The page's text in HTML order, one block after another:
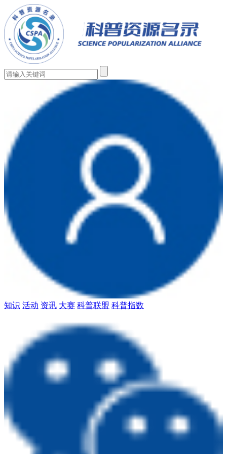
知识 活动 资讯 大赛 科普联盟 科普指数